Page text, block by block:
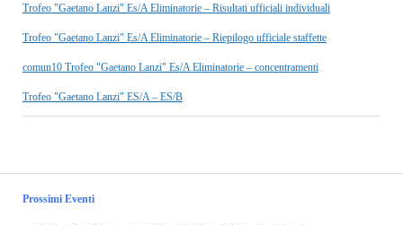
Prossimi Eventi
Trofeo "Gaetano Lanzi" Es/A Eliminatorie – Risultati ufficiali individuali
Trofeo "Gaetano Lanzi" Es/A Eliminatorie – Riepilogo ufficiale staffette
comun10 Trofeo "Gaetano Lanzi" Es/A Eliminatorie – concentramenti
Trofeo "Gaetano Lanzi" ES/A – ES/B